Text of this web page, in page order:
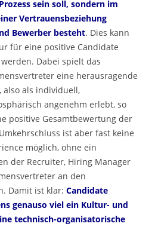
sein soll, sondern im
Vertrauensbeziehung
Bewerber besteht. Dies kann
für eine positive Candidate
Dabei spielt das
eine herausragende
also als individuell,
angenehm erlebt, so
positive Gesamtbewertung der
ist aber fast keine
möglich, ohne ein
der Recruiter, Hiring Manager
an den
Damit ist klar: Candidate
genauso viel ein Kultur- und
technisch-organisatorische